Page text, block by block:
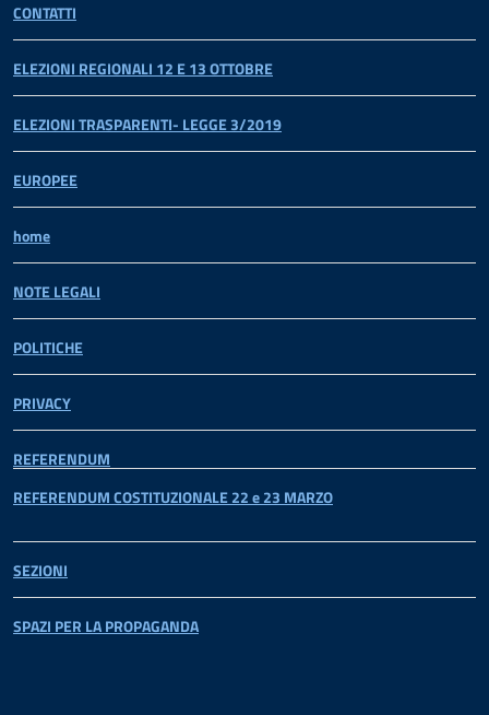
CONTATTI
ELEZIONI REGIONALI 12 E 13 OTTOBRE
ELEZIONI TRASPARENTI- LEGGE 3/2019
EUROPEE
home
NOTE LEGALI
POLITICHE
PRIVACY
REFERENDUM
REFERENDUM COSTITUZIONALE 22 e 23 MARZO
SEZIONI
SPAZI PER LA PROPAGANDA